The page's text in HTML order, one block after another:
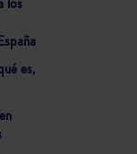
los
es,